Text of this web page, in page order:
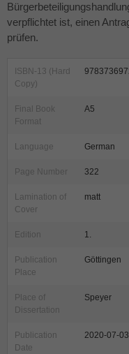
verpflichtet ist, einen
prüfen.
ISBN-13 (Hard
Copy)
Final Book
Format
A5
Language German
Page Number 322
Lamination of
Cover
matt
Edition 1.
Publication
Place
Göttingen
Place of
Dissertation
Speyer
Publication
Date
2020-07-03